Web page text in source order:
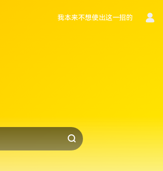
我本来不想使出这一招的